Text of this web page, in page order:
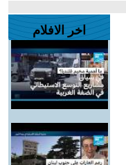
اخر الافلام